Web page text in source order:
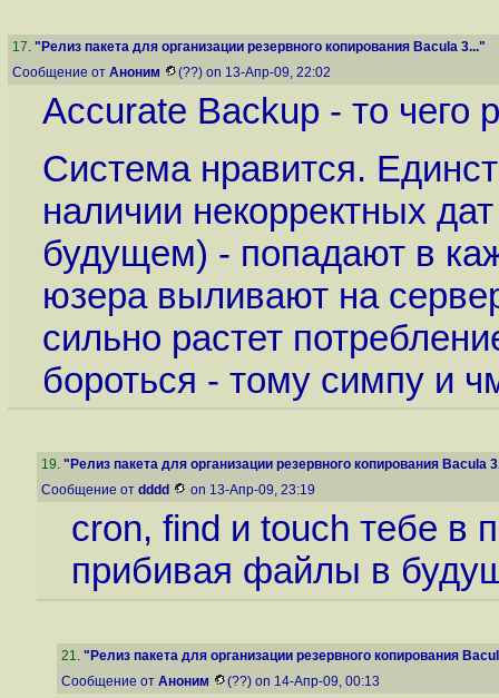
17. "Релиз пакета для организации резервного копирования Bacula 3..."
Сообщение от Аноним (??) on 13-Апр-09, 22:02
Accurate Backup - то чего
Система нравится.
наличии некорректных
будущем) - попадают в
юзера выливают на
сильно растет
бороться - тому симпу и
19. "Релиз пакета для организации резервного копирования Bacula
Сообщение от dddd on 13-Апр-09, 23:19
cron, find и touch тебе в
прибивая файлы в
21. "Релиз пакета для организации резервного копирования
Сообщение от Аноним (??) on 14-Апр-09, 00:13